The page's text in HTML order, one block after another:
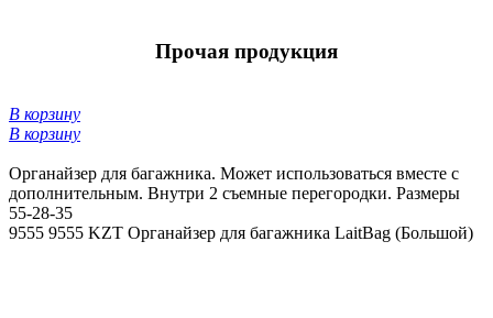
Прочая продукция
В корзину
В корзину
Органайзер для багажника. Может использоваться вместе с
дополнительным. Внутри 2 съемные перегородки. Размеры
55-28-35
9555 9555 KZT Органайзер для багажника LaitBag (Большой)